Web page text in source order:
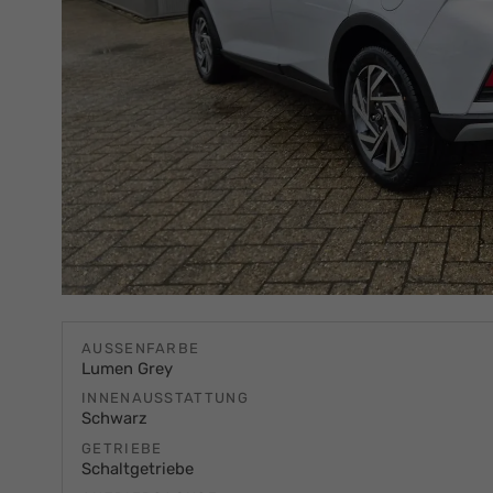
AUSSENFARBE
Lumen Grey
INNENAUSSTATTUNG
Schwarz
GETRIEBE
Schaltgetriebe